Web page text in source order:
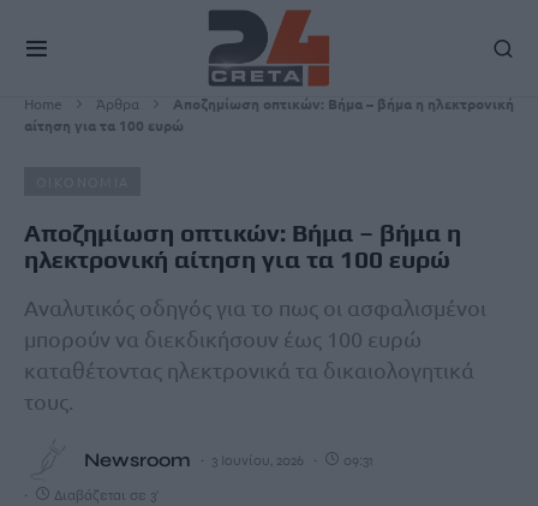
Home Άρθρα
Αποζημίωση οπτικών: Βήμα – βήμα η ηλεκτρονική
αίτηση για τα 100 ευρώ
Αποζημίωση οπτικών: Βήμα – βήμα η
ηλεκτρονική αίτηση για τα 100 ευρώ
Αναλυτικός οδηγός για το πως οι ασφαλισμένοι
μπορούν να διεκδικήσουν έως 100 ευρώ
καταθέτοντας ηλεκτρονικά τα δικαιολογητικά
τους.
Newsroom 3 Ιουνίου, 2026 09:31
Διαβάζεται σε 3'